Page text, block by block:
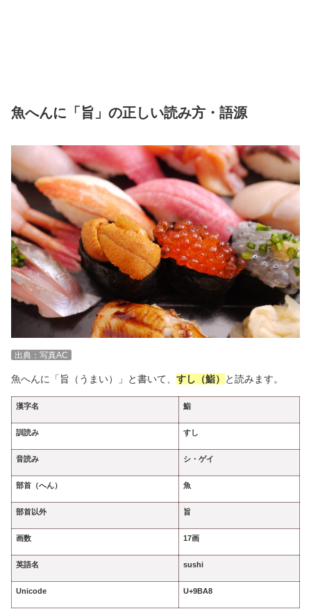
魚へんに「旨」の正しい読み方・語源
出典：写真AC
魚へんに「旨（うまい）」と書いて、 すし（鮨） と読みます。
漢字名 鮨
訓読み すし
音読み シ・ゲイ
部首（へん） 魚
部首以外 旨
画数 17画
英語名 sushi
Unicode U+9BA8